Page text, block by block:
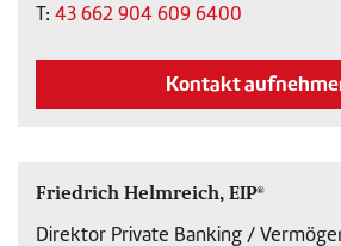
T: 43 662 904 609 6400
Kontakt
Friedrich Helmreich, EIP®
Direktor Private Banking /